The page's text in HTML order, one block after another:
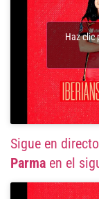
Haz clic
Sigue en
Parma en el